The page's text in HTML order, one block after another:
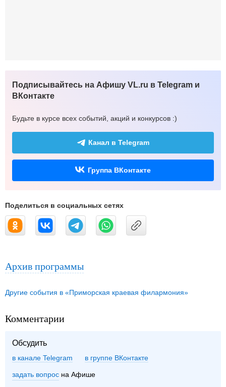
Подписывайтесь на Афишу VL.ru в Telegram и
ВКонтакте
Будьте в курсе всех событий, акций и конкурсов :)
Канал в Telegram
Группа ВКонтакте
Поделиться в социальных сетях
Архив программы
Другие события в «Приморская краевая филармония»
Комментарии
Обсудить
в канале Telegram группе ВКонтакте
задать вопрос на Афише